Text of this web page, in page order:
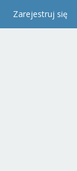
Zarejestruj się